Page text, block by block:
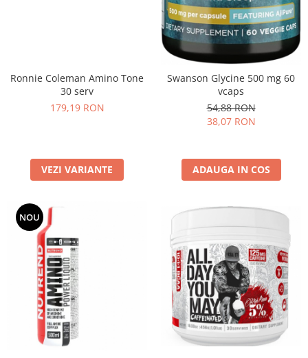
Ronnie Coleman Amino Tone
30 serv
179,19 RON
VEZI VARIANTE
Swanson Glycine 500 mg 60
vcaps
54,88 RON
38,07 RON
ADAUGA IN COS
NOU